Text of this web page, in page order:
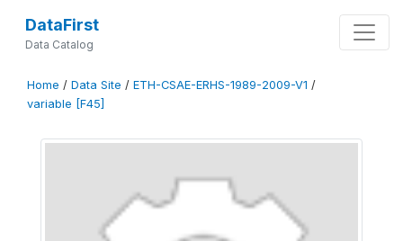
DataFirst
Data Catalog
Home / Data Site / ETH-CSAE-ERHS-1989-2009-V1 /
variable [F45]